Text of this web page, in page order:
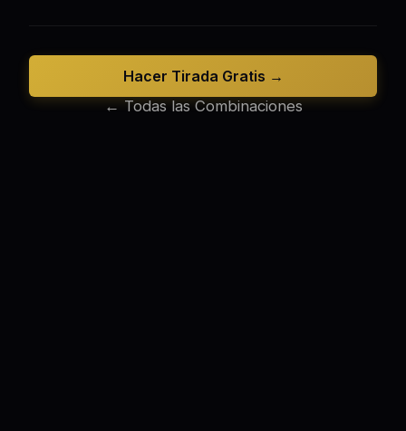
← Todas las Combinaciones
Hacer Tirada Gratis →